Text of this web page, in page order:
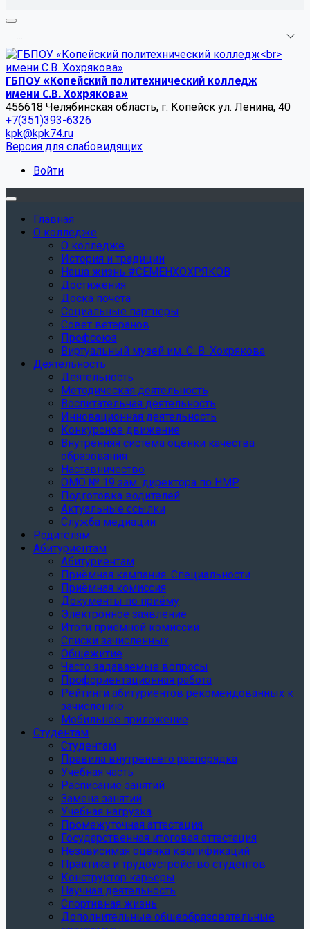
...
ГБПОУ «Копейский политехнический колледж
имени С.В. Хохрякова»
456618 Челябинская область, г. Копейск ул. Ленина, 40
+7(351)393-6326
kpk@kpk74.ru
Версия для слабовидящих
Войти
Главная
О колледже
О колледже
История и традиции
Наша жизнь #СЕМЕНХОХРЯКОВ
Достижения
Доска почета
Социальные партнеры
Совет ветеранов
Профсоюз
Виртуальный музей им. С. В. Хохрякова
Деятельность
Деятельность
Методическая деятельность
Воспитательная деятельность
Инновационная деятельность
Конкурсное движение
Внутренняя система оценки качества
образования
Наставничество
ОМО № 19 зам. директора по НМР
Подготовка водителей
Актуальные ссылки
Служба медиации
Родителям
Абитуриентам
Абитуриентам
Приёмная кампания. Специальности
Приёмная комиссия
Документы по приёму
Электронное заявление
Итоги приёмной комиссии
Списки зачисленных
Общежитие
Часто задаваемые вопросы
Профориентационная работа
Рейтинги абитуриентов рекомендованных к
зачислению
Мобильное приложение
Студентам
Студентам
Правила внутреннего распорядка
Учебная часть
Расписание занятий
Замена занятий
Учебная нагрузка
Промежуточная аттестация
Государственная итоговая аттестация
Независимая оценка квалификаций
Практика и трудоустройство студентов
Конструктор карьеры
Научная деятельность
Спортивная жизнь
Дополнительные общеобразовательные